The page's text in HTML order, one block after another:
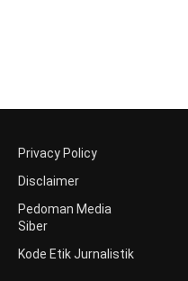
Privacy Policy
Disclaimer
Pedoman Media
Siber
Kode Etik Jurnalistik